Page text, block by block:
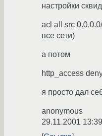
настройки
acl all src
все сети)
а потом
http_access deny
я просто дал
anonymous
29.11.2001